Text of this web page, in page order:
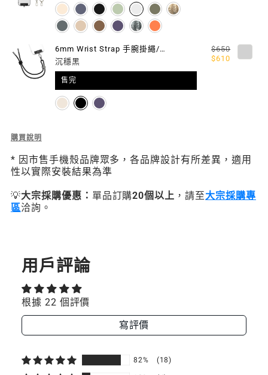
6mm Wrist Strap 手腕掛繩/掛繩片組 (相容 iOS / Android 手機殼)
沉穩黑
售完
$650
$610
Description
20
mm
掛
繩/
(相
iOS
Android
購買說明
* 因市售手機殼品牌眾多，各品牌設計有所差異，適用
性以實際安裝結果為準
💡大宗採購優惠： 單品訂購20個以上 ，請至大宗採購專
區洽詢。
用戶評論
根據 22 個評價
寫評價
82% (18)